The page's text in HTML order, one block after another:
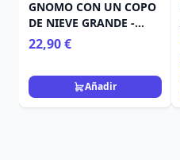
GNOMO CON UN COPO
DE NIEVE GRANDE -
HEARTWOOD CREEK
22,90 €
Añadir